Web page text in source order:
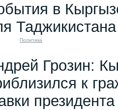
в
Таджикистана
Политика
Грозин:
к
президента